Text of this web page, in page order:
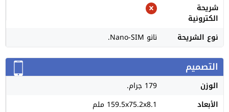
شريحة
الكترونية
نوع الشريحة
نانو Nano-SIM.
التصميم
الوزن
179 جرام.
الأبعاد
159.5x75.2x8.1 ملم